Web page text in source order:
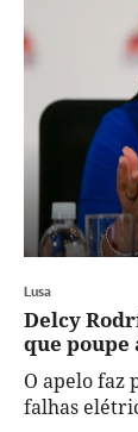
Lusa
Delcy
que poupe
O apelo faz
falhas